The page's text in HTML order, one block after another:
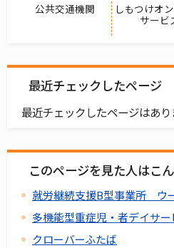
公共交通機関
しもつけオ
サービ
最近チェックしたページ
最近チェックしたページはあり
このページを見た人はこ
就労継続支援B型事業所 ウ
多機能型重症児・者デイサ
クローバーふたば